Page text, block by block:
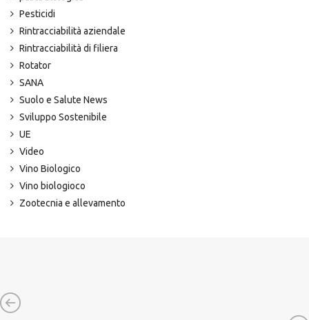
Pesticidi
Rintracciabilità aziendale
Rintracciabilità di filiera
Rotator
SANA
Suolo e Salute News
Sviluppo Sostenibile
UE
Video
Vino Biologico
Vino biologioco
Zootecnia e allevamento